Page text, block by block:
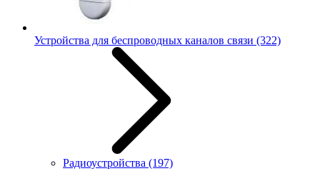
Устройства для беспроводных каналов связи (322)
Радиоустройства (197)